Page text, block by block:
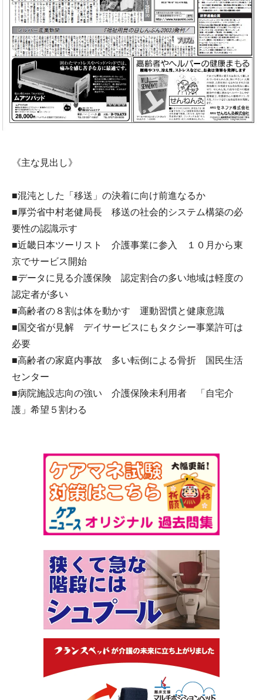
《主な見出し》
■混沌とした「移送」の決着に向け前進なるか
■厚労省中村老健局長 移送の社会的システム構築の必
要性の認識示す
■近畿日本ツーリスト 介護事業に参入 １０月から東
京でサービス開始
■データに見る介護保険 認定割合の多い地域は軽度の
認定者が多い
■高齢者の８割は体を動かす 運動習慣と健康意識
■国交省が見解 デイサービスにもタクシー事業許可は
必要
■高齢者の家庭内事故 多い転倒による骨折 国民生活
センター
■病院施設志向の強い 介護保険未利用者 「自宅介
護」希望５割わる